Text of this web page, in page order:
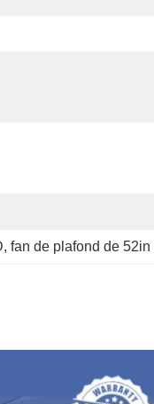
, fan de plafond de 52in